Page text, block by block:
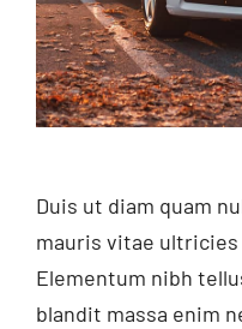
Duis ut diam quam
mauris vitae
Elementum nibh
blandit massa enim